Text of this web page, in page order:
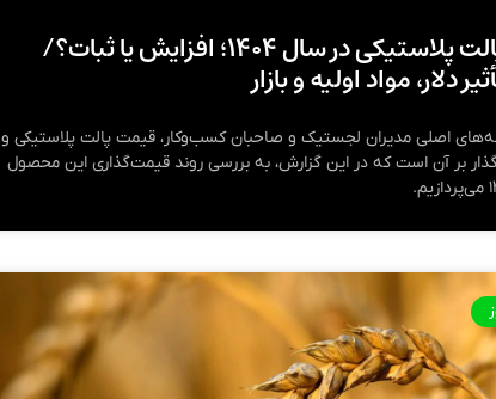
قیمت پالت پلاستیکی در سال ۱۴۰۴؛ افزایش یا ثبات؟/
دلار، مواد اولیه و بازار
اصلی مدیران لجستیک و صاحبان کسب‌وکار، قیمت پالت پلاستیکی و
بر آن است که در این گزارش، به بررسی روند قیمت‌گذاری این محصول